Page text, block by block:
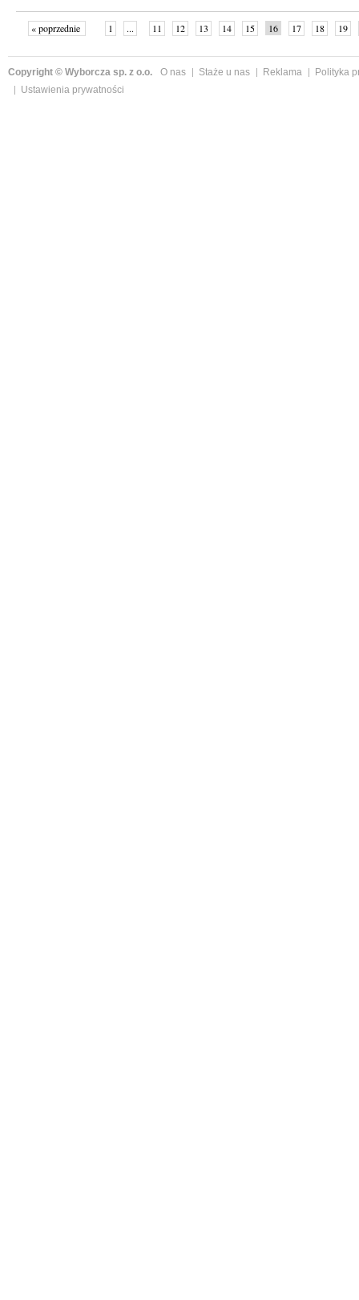
« poprzednie 1 ... 11 12 13 14 15 16 17 18
19
Copyright © Wyborcza sp. z o.o. O nas Staże u nas Reklama
Polityka
Ustawienia prywatności